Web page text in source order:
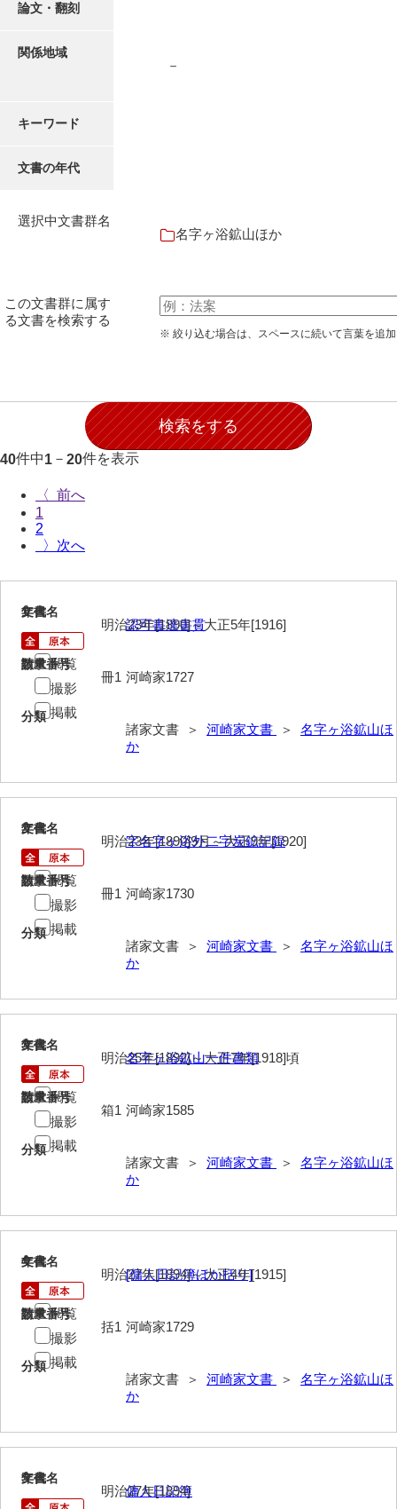
石井丈若撮影写真
石川卓美文庫
石田家文書（徳山市）
市川家文書
市川家文書(千葉県)
一宝家文書
伊藤家文書（宇部市）
井上家文書（宇部市）
井上家文書（大和町）
井上家文書（徳山市）
井下家文書（埼玉県）
井原家文書
入江九一文書
岩崎家文書（鹿野町）
上田家文書（横浜市）
氏本家文書
論文・翻刻
関係地域
－
キーワード
文書の年代
選択中文書群名
名字ヶ浴鉱山ほか
この文書群に属す
る文書を検索する
※ 絞り込む場合は、スペースに続いて言葉を追
40件中1 － 20件を表示
〈
1
2
〉
1
文書名
認可書達書貫
請求番号
河崎家1727
分類
諸家文書 ＞ 河崎家文書 ＞ 名字ヶ浴鉱山ほ
か
年代
明治23年[1890]～大正5年[1916]
数量
冊1
閲覧
撮影
掲載
2
文書名
字名字ヶ浴外二字炭鉱記録
請求番号
河崎家1730
分類
諸家文書 ＞ 河崎家文書 ＞ 名字ヶ浴鉱山ほ
か
年代
明治23年[1890]9月～大正9年[1920]
数量
冊1
閲覧
撮影
掲載
3
文書名
名字ヶ浴鉱山一件書類
請求番号
河崎家1585
分類
諸家文書 ＞ 河崎家文書 ＞ 名字ヶ浴鉱山ほ
か
年代
明治25年[1892]～大正7年[1918]頃
数量
箱1
閲覧
撮影
掲載
4
文書名
[傭人日記簿ほか括リ]
請求番号
河崎家1729
分類
諸家文書 ＞ 河崎家文書 ＞ 名字ヶ浴鉱山ほ
か
年代
明治27年[1894]～大正4年[1915]
数量
括1
閲覧
撮影
掲載
5
文書名
傭人日記簿
年代
明治27年[1894]